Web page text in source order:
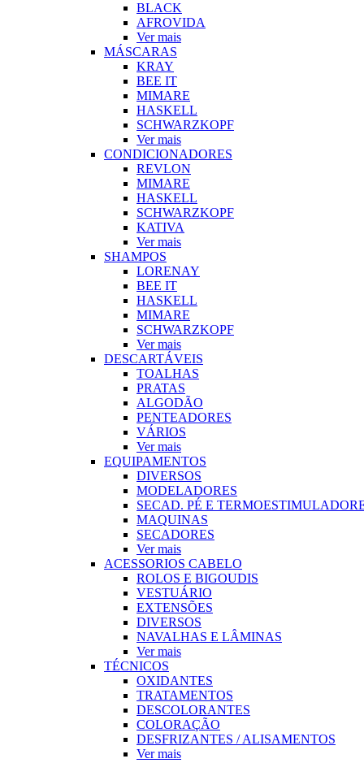
BLACK
AFROVIDA
Ver mais
MÁSCARAS
KRAY
BEE IT
MIMARE
HASKELL
SCHWARZKOPF
Ver mais
CONDICIONADORES
REVLON
MIMARE
HASKELL
SCHWARZKOPF
KATIVA
Ver mais
SHAMPOS
LORENAY
BEE IT
HASKELL
MIMARE
SCHWARZKOPF
Ver mais
DESCARTÁVEIS
TOALHAS
PRATAS
ALGODÃO
PENTEADORES
VÁRIOS
Ver mais
EQUIPAMENTOS
DIVERSOS
MODELADORES
SECAD. PÉ E
MAQUINAS
SECADORES
Ver mais
ACESSORIOS CABELO
ROLOS E BIGOUDIS
VESTUÁRIO
EXTENSÕES
DIVERSOS
NAVALHAS E LÂMINAS
Ver mais
TÉCNICOS
OXIDANTES
TRATAMENTOS
DESCOLORANTES
COLORAÇÃO
DESFRIZANTES / ALISAMENTOS
Ver mais